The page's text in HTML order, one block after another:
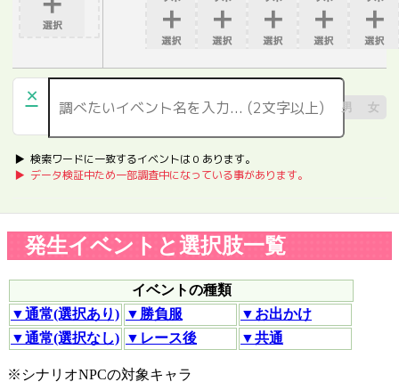
× 男 女
▶︎ 検索ワードに一致するイベントは 0 あります。
▶︎ データ検証中ため一部調査中になっている事があります。
発生イベントと選択肢一覧
イベントの種類
▼通常(選択あり) ▼勝負服
▼お出かけ
▼通常(選択なし) ▼レース後 ▼共通
※シナリオNPCの対象キャラ